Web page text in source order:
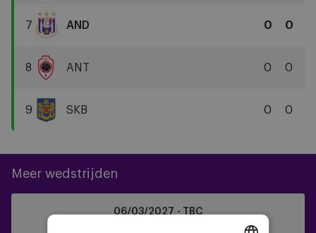
Truidense
VV
7
Anderlecht
AND 0 0
8
Antwerp
FC
ANT 0 0
9
SKB 0 0
Meer wedstrijden
Westerlo
06/03/2027 - TBC